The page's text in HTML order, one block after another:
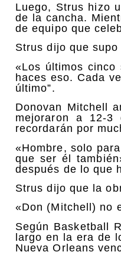
Luego, Strus hizo
de la cancha.
de equipo que
Strus dijo que
«Los últimos cinco
haces eso. Cada
último”.
Donovan Mitchell
mejoraron a 12-
recordarán por
«Hombre, solo
que ser él
después de lo que
Strus dijo que la
«Don (Mitchell) no
Según Basketball
largo en la era de
Nueva Orleans